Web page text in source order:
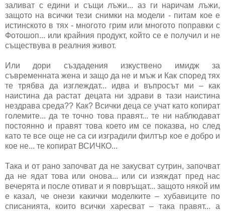
заливат с едини и същи лъжи... аз ги наричам лъжи,
защото на всички тези снимки на модели - питам кое е
истинското в тях - многото грим или многото поправки с
Фотошоп... или крайния продукт, който се е получил и не
съществува в реалния живот.
Или дори създадения изкуствено имидж за
съвременната жена и защо да не и мъж и Как според тях
те трябва да изглеждат... идва и въпросът ми – как
наистина да растат децата ни здрави в тази наистина
нездрава среда?? Как? Всички деца се учат като копират
големите... да те точно това правят... те ни наблюдават
постоянно и правят това което им се показва, но след
като те все още не са си изградили филтър кое е добро и
кое не... те копират ВСИЧКО...
Така и от рано започват да не закусват сутрин, започват
да не ядат това или онова... или си изяждат пред нас
вечерята и после отиват и я повръщат... защото някой им
е казал, че онези какички моделките – хубавиците по
списанията, които всички харесват – така правят... а